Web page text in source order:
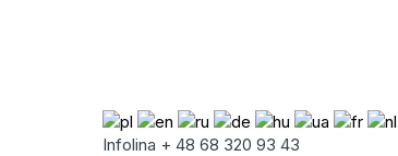
Infolina + 48 68 320 93 43